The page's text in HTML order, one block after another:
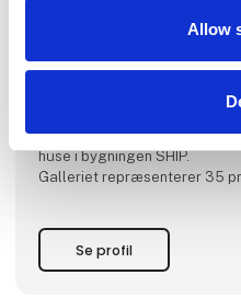
Allow
betydningsfuld adresse i
flyttede galleriet ind i den
Hans Hartvig Seedorffs
sit etablerede navn med
I februar 2024 flyttede
huse i bygningen SHIP.
Galleriet repræsenterer 35
Se profil